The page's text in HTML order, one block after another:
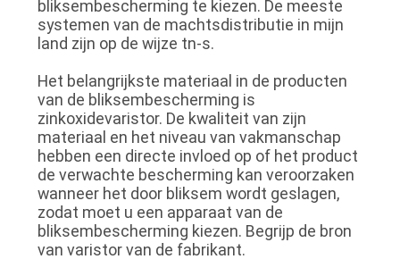
OM
EEN
CITAAT
SITEMAP
PRIVACY
POLICY
bliksembescherming te kiezen. De meeste
systemen van de machtsdistributie in mijn
land zijn op de wijze tn-s.
Het belangrijkste materiaal in de producten
van de bliksembescherming is
zinkoxidevaristor. De kwaliteit van zijn
materiaal en het niveau van vakmanschap
hebben een directe invloed op of het product
de verwachte bescherming kan veroorzaken
wanneer het door bliksem wordt geslagen,
zodat moet u een apparaat van de
bliksembescherming kiezen. Begrijp de bron
van varistor van de fabrikant.